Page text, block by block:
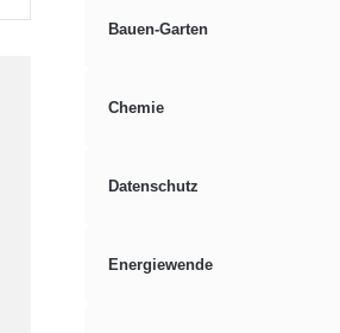
Bauen-Garten
Chemie
Datenschutz
Energiewende